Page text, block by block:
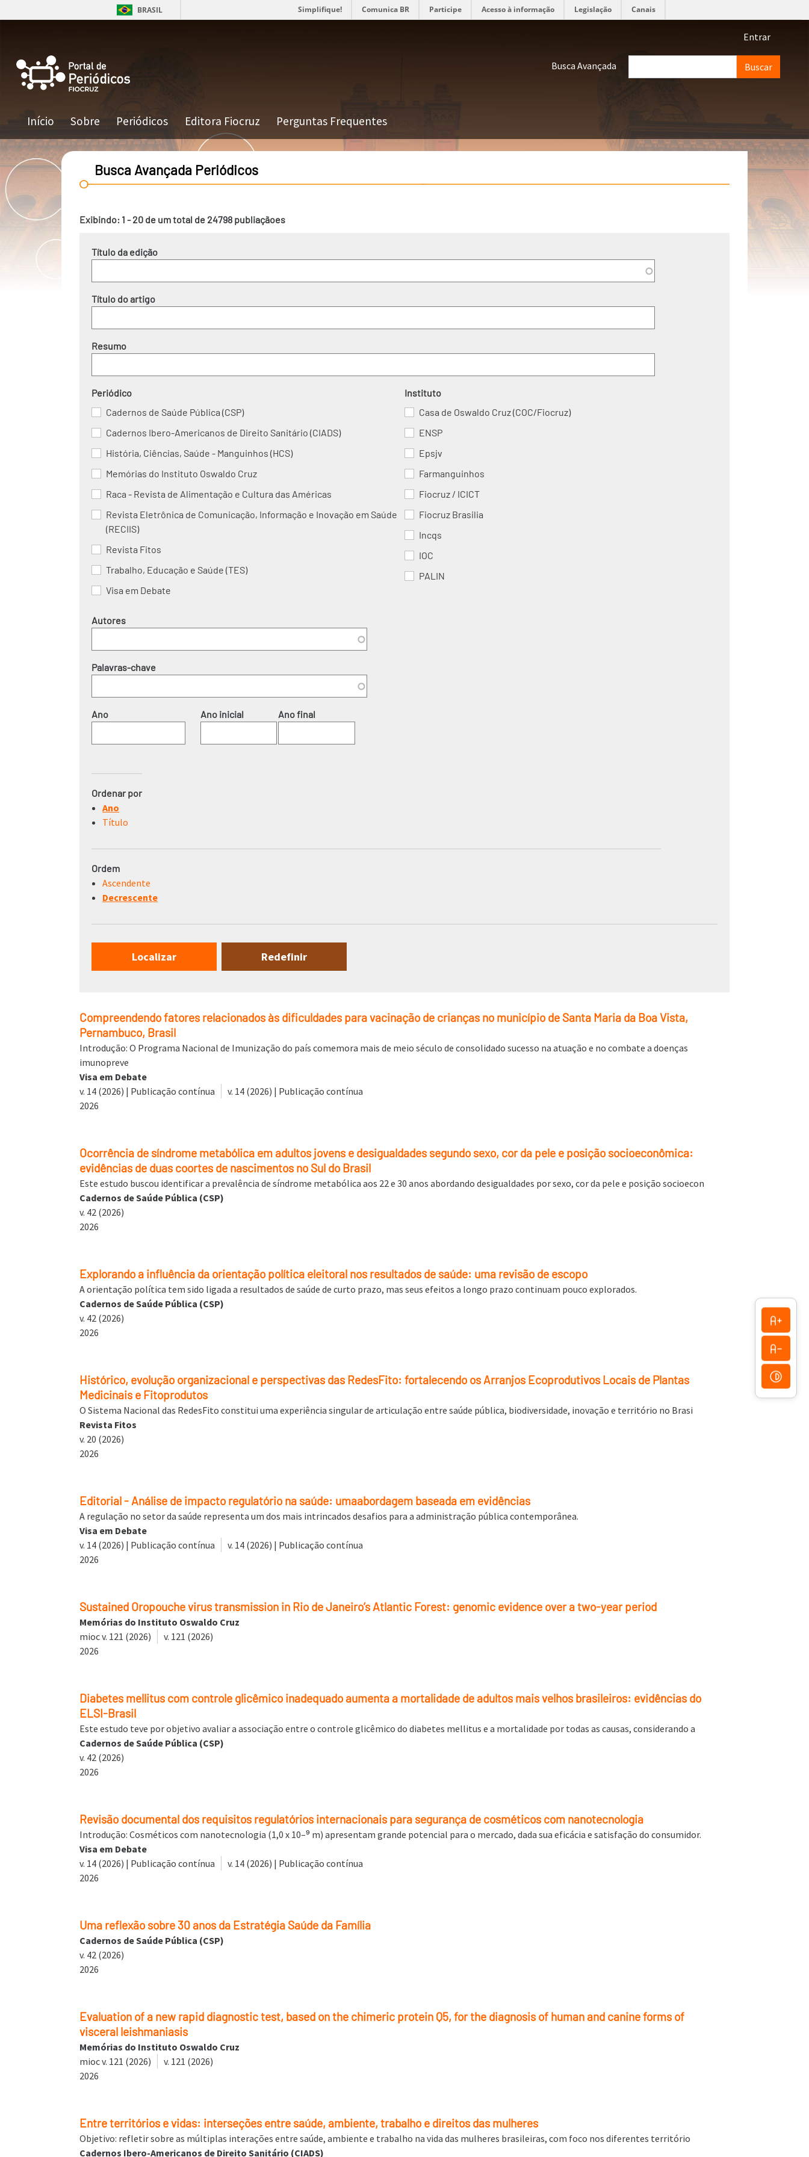
Pular para o conteúdo principal BRASIL Simplifique! Comunica BR Participe Acesso à informação Legislação Canais
Menu
Entrar
Busca Avançada
Navegação principal
Início Sobre Periódicos Editora Fiocruz Perguntas Frequentes
Busca Avançada Periódicos
Exibindo: 1 - 20 de um total de 24798 publiaçãoes
Título da edição
Título do artigo
Resumo
Periódico
Cadernos de Saúde Pública (CSP)
Cadernos Ibero-Americanos de Direito Sanitário (CIADS)
História, Ciências, Saúde - Manguinhos (HCS)
Memórias do Instituto Oswaldo Cruz
Raca - Revista de Alimentação e Cultura das Américas
Revista Eletrônica de Comunicação, Informação e Inovação em Saúde
(RECIIS)
Revista Fitos
Trabalho, Educação e Saúde (TES)
Visa em Debate
Instituto
Casa de Oswaldo Cruz (COC/Fiocruz)
ENSP
Epsjv
Farmanguinhos
Fiocruz / ICICT
Fiocruz Brasilia
Incqs
IOC
PALIN
Autores
Palavras-chave
Ano
Ordenar por
Ano
Título
Ordem
Ascendente
Decrescente
Compreendendo fatores relacionados às dificuldades para vacinação de crianças no município de Santa Maria da Boa Vista,
Pernambuco, Brasil
Introdução: O Programa Nacional de Imunização do país comemora mais de meio século de consolidado sucesso na atuação e no combate a doenças
imunopreve
Visa em Debate
v. 14 (2026) | Publicação contínua
v. 14 (2026) | Publicação contínua
2026
Ocorrência de síndrome metabólica em adultos jovens e desigualdades segundo sexo, cor da pele e posição socioeconômica:
evidências de duas coortes de nascimentos no Sul do Brasil
Este estudo buscou identificar a prevalência de síndrome metabólica aos 22 e 30 anos abordando desigualdades por sexo, cor da pele e posição socioecon
Cadernos de Saúde Pública (CSP)
v. 42 (2026)
2026
Explorando a influência da orientação política eleitoral nos resultados de saúde: uma revisão de escopo
A orientação política tem sido ligada a resultados de saúde de curto prazo, mas seus efeitos a longo prazo continuam pouco explorados.
Cadernos de Saúde Pública (CSP)
v. 42 (2026)
2026
Histórico, evolução organizacional e perspectivas das RedesFito: fortalecendo os Arranjos Ecoprodutivos Locais de Plantas
Medicinais e Fitoprodutos
O Sistema Nacional das RedesFito constitui uma experiência singular de articulação entre saúde pública, biodiversidade, inovação e território no Brasi
Revista Fitos
v. 20 (2026)
2026
Editorial - Análise de impacto regulatório na saúde: umaabordagem baseada em evidências
A regulação no setor da saúde representa um dos mais intrincados desafios para a administração pública contemporânea.
Visa em Debate
v. 14 (2026) | Publicação contínua
v. 14 (2026) | Publicação contínua
2026
Sustained Oropouche virus transmission in Rio de Janeiro’s Atlantic Forest: genomic evidence over a two-year period
Memórias do Instituto Oswaldo Cruz
mioc v. 121 (2026)
v. 121 (2026)
2026
Diabetes mellitus com controle glicêmico inadequado aumenta a mortalidade de adultos mais velhos brasileiros: evidências do
ELSI-Brasil
Este estudo teve por objetivo avaliar a associação entre o controle glicêmico do diabetes mellitus e a mortalidade por todas as causas, considerando a
Cadernos de Saúde Pública (CSP)
v. 42 (2026)
2026
Revisão documental dos requisitos regulatórios internacionais para segurança de cosméticos com nanotecnologia
Introdução: Cosméticos com nanotecnologia (1,0 x 10–⁹ m) apresentam grande potencial para o mercado, dada sua eficácia e satisfação do consumidor.
Visa em Debate
v. 14 (2026) | Publicação contínua
v. 14 (2026) | Publicação contínua
2026
Uma reflexão sobre 30 anos da Estratégia Saúde da Família
Cadernos de Saúde Pública (CSP)
v. 42 (2026)
2026
Evaluation of a new rapid diagnostic test, based on the chimeric protein Q5, for the diagnosis of human and canine forms of
visceral leishmaniasis
Memórias do Instituto Oswaldo Cruz
mioc v. 121 (2026)
v. 121 (2026)
2026
Entre territórios e vidas: interseções entre saúde, ambiente, trabalho e direitos das mulheres
Objetivo: refletir sobre as múltiplas interações entre saúde, ambiente e trabalho na vida das mulheres brasileiras, com foco nos diferentes território
Cadernos Ibero-Americanos de Direito Sanitário (CIADS)